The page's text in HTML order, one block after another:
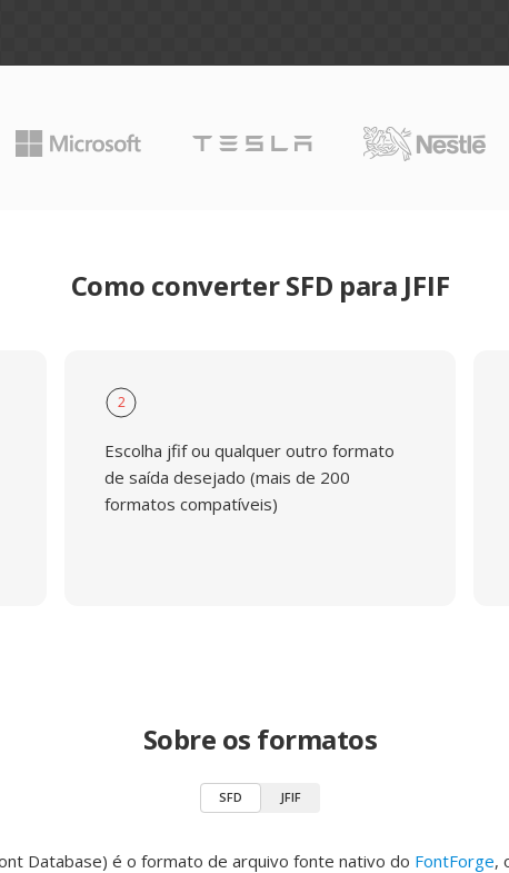
Como converter SFD para JFIF
2
Escolha jfif ou qualquer outro formato
de saída desejado (mais de 200
formatos compatíveis)
Sobre os formatos
SFD JFIF
Database) é o formato de arquivo fonte nativo do FontForge,